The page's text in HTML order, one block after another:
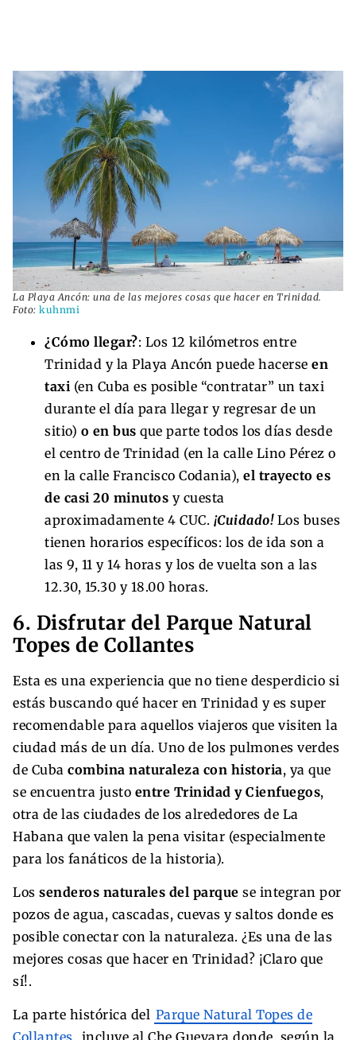
La Playa Ancón: una de las mejores cosas que hacer en Trinidad.
Foto: kuhnmi
¿Cómo llegar?: Los 12 kilómetros entre
Trinidad y la Playa Ancón puede hacerse en
taxi (en Cuba es posible “contratar” un taxi
durante el día para llegar y regresar de un
sitio) o en bus que parte todos los días desde
el centro de Trinidad (en la calle Lino Pérez o
en la calle Francisco Codania), el trayecto es
de casi 20 minutos y cuesta
aproximadamente 4 CUC. ¡Cuidado!Los buses
tienen horarios específicos: los de ida son a
las 9, 11 y 14 horas y los de vuelta son a las
12.30, 15.30 y 18.00 horas.
6. Disfrutar del Parque Natural
Topes de Collantes
Esta es una experiencia que no tiene desperdicio si
estás buscando qué hacer en Trinidad y es super
recomendable para aquellos viajeros que visiten la
ciudad más de un día. Uno de los pulmones verdes
de Cuba combina naturaleza con historia, ya que
se encuentra justo entre Trinidad y Cienfuegos,
otra de las ciudades de los alrededores de La
Habana que valen la pena visitar (especialmente
para los fanáticos de la historia).
Los senderos naturales del parque se integran por
pozos de agua, cascadas, cuevas y saltos donde es
posible conectar con la naturaleza. ¿Es una de las
mejores cosas que hacer en Trinidad? ¡Claro que
sí!.
La parte histórica del Parque Natural Topes de